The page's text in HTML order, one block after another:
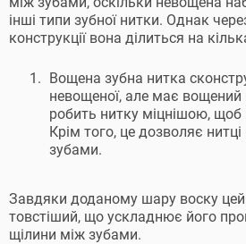
інші типи зубної нитки. Однак
конструкції вона ділиться на
Вощена зубна нитка
невощеної, але має вощений
робить нитку міцнішою, щоб
Крім того, це дозволяє
зубами.
Завдяки доданому шару воску цей
товстіший, що ускладнює його
щілини між зубами.